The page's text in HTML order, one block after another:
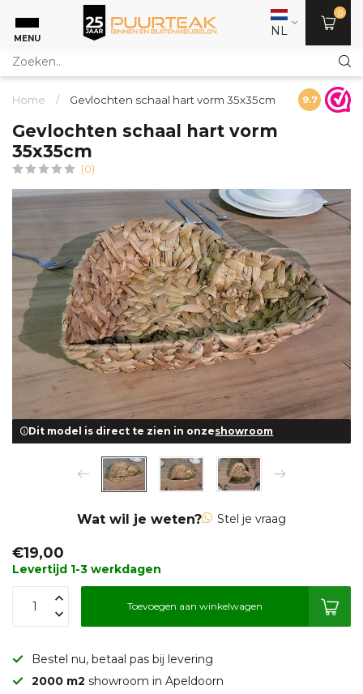
MENU NL
0
Home / Gevlochten schaal hart vorm 35x35cm 9.7
Gevlochten schaal hart vorm
35x35cm
(0)
Dit model is direct te zien in onzeshowroom
Wat wil je weten? Stel je vraag
€19,00
Levertijd 1-3 werkdagen
Toevoegen aan winkelwagen
Bestel nu, betaal pas bij levering
2000 m2 showroom in Apeldoorn